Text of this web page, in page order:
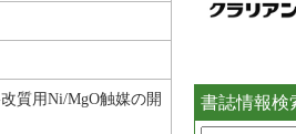
質用Ni/MgO触媒の開
書誌情報検